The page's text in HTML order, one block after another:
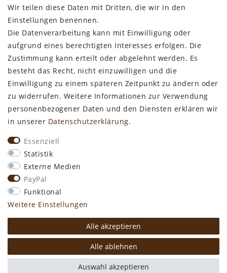
Bestellung widerrufen
ALLGEMEINES
Kontakt
Zahlungsarten
Versand & Lieferzeit
Newsletter-Anmeldung
Kostengünstige Ledermuster
kostenfreier Versand ab 50€ in Deutschland
kostengünstige Leder-Musterstücke
kostenlose Beratung* +49 (0) 75 74 / 93 28 19
große SoftArt® Lederauswahl
große Farbvielfalt für alle SoftArt® Leder
* Mo. - Do. 8:00 - 12:30 und 13:15 - 16:30 Uhr
Wir teilen diese Daten mit Dritten, die wir in den
Einstellungen benennen.
Die Datenverarbeitung kann mit Einwilligung oder
aufgrund eines berechtigten Interesses erfolgen. Die
Zustimmung kann erteilt oder abgelehnt werden. Es
besteht das Recht, nicht einzuwilligen und die
Einwilligung zu einem späteren Zeitpunkt zu ändern oder
zu widerrufen. Weitere Informationen zur Verwendung
personenbezogener Daten und den Diensten erklären wir
in unserer Daten­schutz­erklärung.
Essenziell
Statistik
Externe Medien
PayPal
Funktional
Weitere Einstellungen
Alle akzeptieren
Alle ablehnen
Auswahl akzeptieren